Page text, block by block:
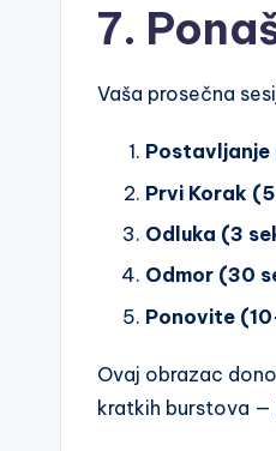
7.
Vaša prosečna
Postavljanje
Prvi Korak
Odluka (3
Odmor (30
Ponovite
Ovaj obrazac
kratkih burstova